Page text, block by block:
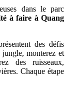
dans le parc
à faire à Quang
des défis
monterez et
des ruisseaux,
Chaque étape